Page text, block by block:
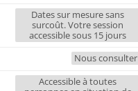
Dates sur mesure sans
surcoût. Votre session
accessible sous 15 jours
Nous consulter
Accessible à toutes